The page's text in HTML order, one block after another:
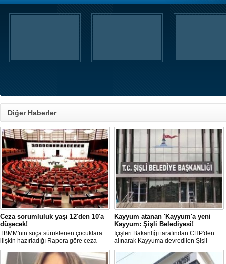
Diğer Haberler
Ceza sorumluluk yaşı 12'den 10'a
düşecek!
TBMM'nin suça sürüklenen çocuklara
ilişkin hazırladığı Rapora göre ceza
sorumluluğu yaşının; 12'den 10'a
düşürülmesi planlanıyor.
Kayyum atanan 'Kayyum'a yeni
Kayyum: Şişli Belediyesi!
İçişleri Bakanlığı tarafından CHP'den
alınarak Kayyuma devredilen Şişli
Belediyesinde bir hafta içinde 2. kez
Kayyum değişti.